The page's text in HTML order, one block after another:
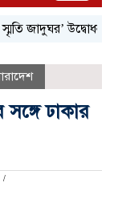
উদ্বোধন করলেন
সঙ্গে ঢাকার